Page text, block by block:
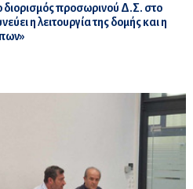
προσωρινού Δ.Σ. στο
η λειτουργία της δομής και η